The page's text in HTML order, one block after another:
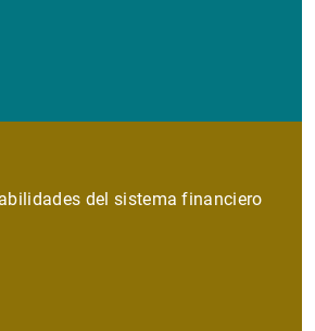
del sistema financiero